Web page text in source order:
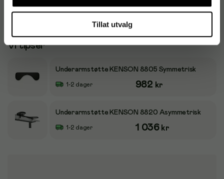
Tillat utvalg
Vi tipser
Underarmstøtte KENSON 8805 Symmetrisk
1-2 dager 982 kr
Underarmstøtte KENSON 8820 Asymmetrisk
1-2 dager 1 036 kr